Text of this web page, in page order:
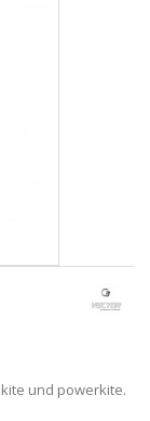
und powerkite.